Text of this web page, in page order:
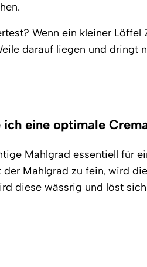
Wenn ein kleiner
darauf liegen und dringt
eine optimale
Mahlgrad essentiell für
Mahlgrad zu fein, wird
diese wässrig und löst